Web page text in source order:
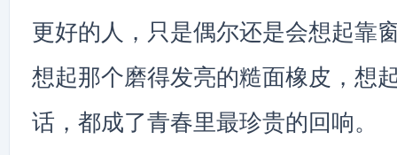
更好的人，只是偶尔还是会想起靠
想起那个磨得发亮的糙面橡皮，想
话，都成了青春里最珍贵的回响。